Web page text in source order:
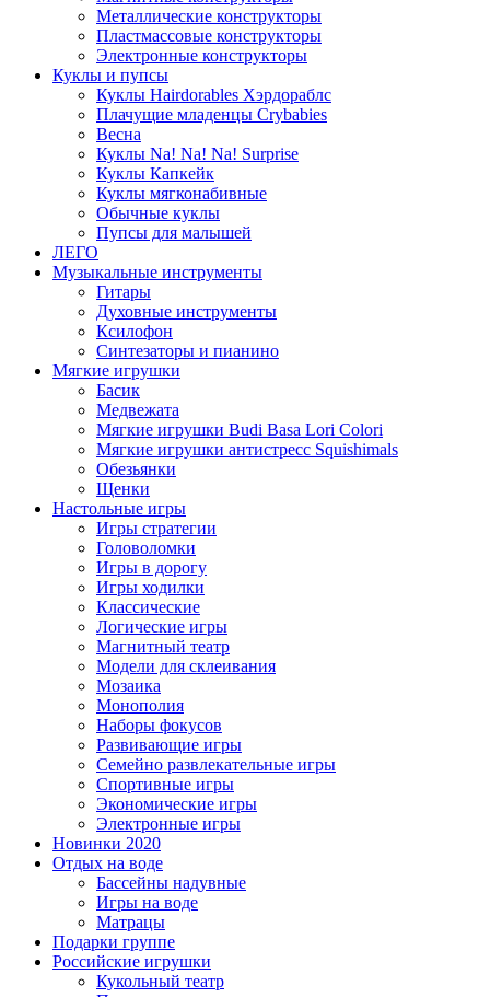
Металлические конструкторы
Пластмассовые конструкторы
Электронные конструкторы
Куклы и пупсы
Куклы Hairdorables Хэрдораблс
Плачущие младенцы Crybabies
Весна
Куклы Na! Na! Na! Surprise
Куклы Капкейк
Куклы мягконабивные
Обычные куклы
Пупсы для малышей
ЛЕГО
Музыкальные инструменты
Гитары
Духовные инструменты
Ксилофон
Синтезаторы и пианино
Мягкие игрушки
Басик
Медвежата
Мягкие игрушки Budi Basa Lori Colori
Мягкие игрушки антистресс Squishimals
Обезьянки
Щенки
Настольные игры
Игры стратегии
Головоломки
Игры в дорогу
Игры ходилки
Классические
Логические игры
Магнитный театр
Модели для склеивания
Мозаика
Монополия
Наборы фокусов
Развивающие игры
Семейно развлекательные игры
Спортивные игры
Экономические игры
Электронные игры
Новинки 2020
Отдых на воде
Бассейны надувные
Игры на воде
Матрацы
Подарки группе
Российские игрушки
Кукольный театр